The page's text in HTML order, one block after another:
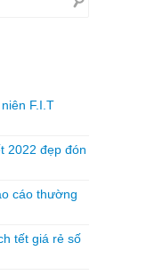
F.I.T
2022 đẹp đón
cáo thường
tết giá rẻ số